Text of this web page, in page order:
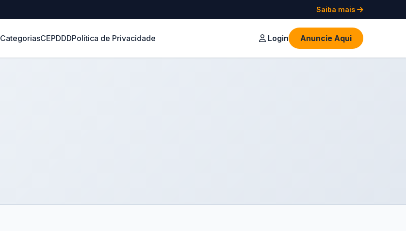
Saiba mais
CategoriasCEPDDDPolítica de Privacidade Login Anuncie Aqui